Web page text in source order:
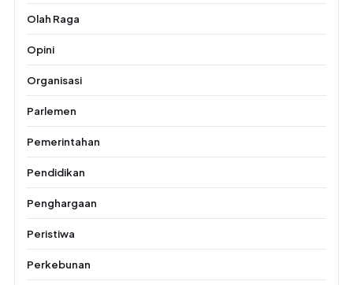
Olah Raga
Opini
Organisasi
Parlemen
Pemerintahan
Pendidikan
Penghargaan
Peristiwa
Perkebunan